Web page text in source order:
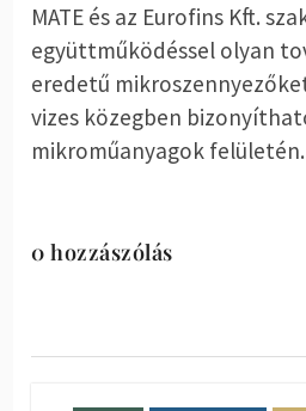
MATE és az Eurofins Kft.
együttműködéssel olyan
eredetű
vizes közegben
mikroműanyagok
0 hozzászólás